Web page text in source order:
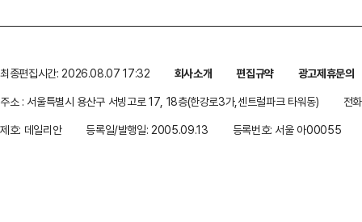
최종편집시간: 2026.08.07 17:32 회사소개 편집규약
광고제휴문의
주소 : 서울특별시 용산구 서빙고로 17, 18층(한강로3가,센트럴파크 타워동)
전
제호: 데일리안
등록일/발행일: 2005.09.13 등록번호: 서울 아00055